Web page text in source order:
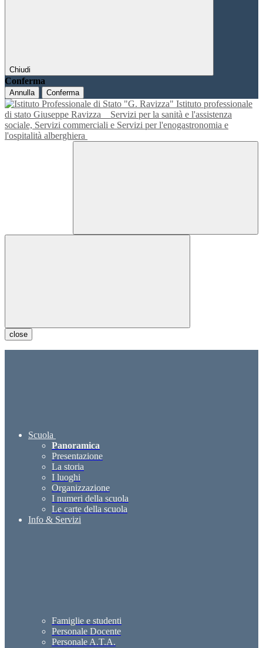
Chiudi
Conferma
Annulla Conferma
Istituto professionale
di stato Giuseppe Ravizza
Servizi per la sanità e l'assistenza
sociale, Servizi commerciali e Servizi per l'enogastronomia e
l'ospitalità alberghiera
close
Scuola
Panoramica
Presentazione
La storia
I luoghi
Organizzazione
I numeri della scuola
Le carte della scuola
Info & Servizi
Famiglie e studenti
Personale Docente
Personale A.T.A.